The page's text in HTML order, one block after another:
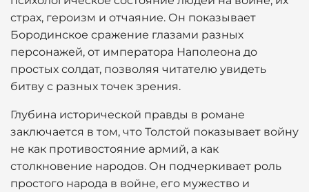
страх, героизм и отчаяние. Он показывает
Бородинское сражение глазами разных
персонажей, от императора Наполеона до
простых солдат, позволяя читателю увидеть
битву с разных точек зрения.
Глубина исторической правды в романе
заключается в том, что Толстой показывает войну
не как противостояние армий, а как
столкновение народов. Он подчеркивает роль
простого народа в войне, его мужество и